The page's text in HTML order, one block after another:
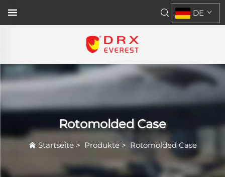
DE
Rotomolded Case
Startseite> Produkte> Rotomolded Case